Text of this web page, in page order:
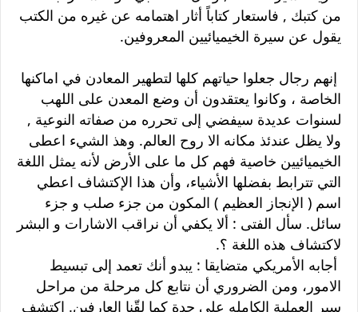
من كتبك , فاستعار كتاباً أثار اهتمامه عن غيره من الكتب
يقول عن سيرة الخيميائيين المعروفين.
إنهم رجال جعلوا حياتهم كلها لتطهير المعادن في اماكنها
الخاصة ، وكانوا يعتقدون أن وضع المعدن على اللهب
لسنوات عديدة سيفضي إلى تحرره من صفاته النوعية ,
ولا يظل عندئذ مكانه الا روح العالم. وهذ الشيء اعطى
الخيميائيين خاصية فهم كل ما على الأرض لأنه يمثل اللغة
التي تترابط بفضلها الأشياء، وأن هذا الإكتشاف اعطي
اسم ( الإنجاز العظيم ) المكون من جزء صلب و جزء
سائل. سأل الفتى : ألا يكفي أن نراقب الاشارات و البشر
لاكتشاف هذه اللغة ؟.
أجابه الأمريكي متضايقا : يبدو أنك تعمد إلى تبسيط
الامور، ومن الضروري أن نتابع كل مرحلة من مراحل
سير العملية الكامله على حدة كما لقّنا العارفين. إكتشف